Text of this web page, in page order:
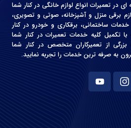
دهه 70 با تجربه ای در تعمیرات انواع لوازم خانگی در کنار شما
برقی منزل و آشپزخانه، صوتی و‌ تصویری،
خدمات ساختمانی، برقکاری و خودرو در کنار
تکمیل کلیه خدمات تعمیرات در کنار شما
از تعمیرکاران متخصص در کنار شما
به صرفه ترین خدمات را تجربه نمایید.